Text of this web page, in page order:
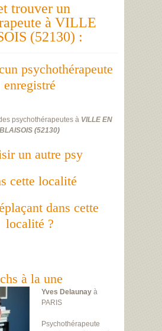
trouver un
à VILLE
(52130) :
psychothérapeute
enregistré
psychothérapeutes à VILLE EN
BLAISOIS (52130)
un autre psy
cette localité
dans cette
localité ?
à la une
Yves Delaunay à
PARIS
Psychothérapeute